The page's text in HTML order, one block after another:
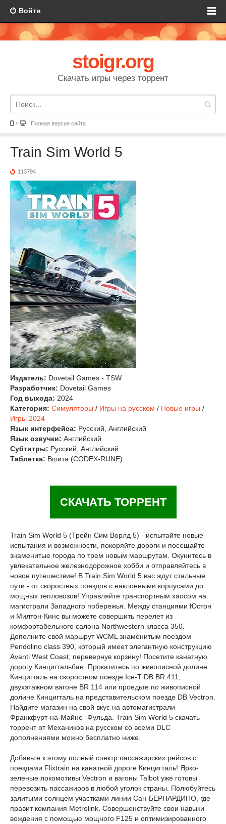
Войти
stoigr.org
Скачать игры через торрент
Полная версия сайта
Train Sim World 5
113794
Издатель: Dovetail Games - TSW
Разработчик: Dovetail Games
Год выхода: 2024
Категория: Симуляторы / Игры на русском / Новые игры /
Игры 2024
Язык интерфейса: Русский, Английский
Язык озвучки: Английский
Субтитры: Русский, Английский
Таблетка: Вшита (CODEX-RUNE)
СКАЧАТЬ ТОРРЕНТ
Train Sim World 5 (Трейн Сим Ворлд 5) - испытайте новые
испытания и возможности, покоряйте дороги и посещайте
знаменитые города по трем новым маршрутам. Окунитесь в
увлекательное железнодорожное хобби и отправляйтесь в
новое путешествие! В Train Sim World 5 вас ждут стальные
пути - от скоростных поездов с наклонными корпусами до
мощных тепловозов! Управляйте транспортным хаосом на
магистрали Западного побережья. Между станциями Юстон
и Милтон-Кинс вы можете совершить перелет из
комфортабельного салона Northwestern класса 350.
Дополните свой маршрут WCML знаменитым поездом
Pendolino class 390, который имеет элегантную конструкцию
Avanti West Coast, перевернув корзину! Посетите канатную
дорогу Кинцигтальбан. Прокатитесь по живописной долине
Кинцигталь на скоростном поезде Ice-T DB BR 411,
двухэтажном вагоне BR 114 или проедьте по живописной
долине Кинцигталь на представительском поезде DB Vectron.
Найдите магазин на свой вкус на автомагистрали
Франкфурт-на-Майне -Фульда. Train Sim World 5 скачать
торрент от Механиков на русском со всеми DLC
дополнениями можно бесплатно ниже.
Добавьте к этому полный спектр пассажирских рейсов с
поездами Flixtrain на канатной дороге Кинцигталь! Ярко-
зеленые локомотивы Vectron и вагоны Talbot уже готовы
перевозить пассажиров в любой уголок страны. Полюбуйтесь
залитыми солнцем участками линии Сан-БЕРНАРДИНО, где
правит компания Metrolink. Совершенствуйте свои навыки
вождения с помощью мощного F125 и оптимизированного